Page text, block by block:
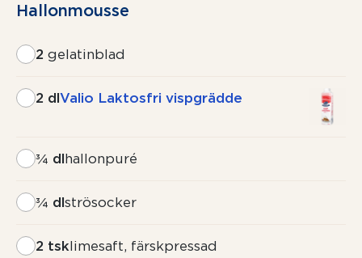
Hallonmousse
2 gelatinblad
2 dlValio Laktosfri vispgrädde
¾ dlhallonpuré
¾ dlströsocker
2 tsklimesaft, färskpressad